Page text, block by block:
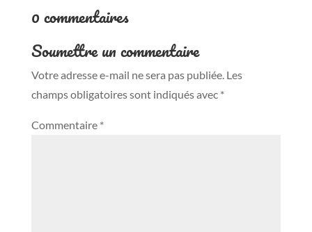
0 commentaires
Soumettre un commentaire
Votre adresse e-mail ne sera pas publiée. Les
champs obligatoires sont indiqués avec *
Commentaire *